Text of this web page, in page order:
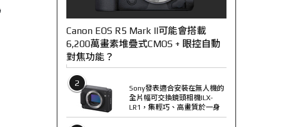
Canon EOS R5 Mark II可能會搭載
6,200萬畫素堆疊式CMOS + 眼控自動
對焦功能？
2
Sony發表適合安裝在無人機的
全片幅可交換鏡頭相機ILX-
LR1，集輕巧、高畫質於一身